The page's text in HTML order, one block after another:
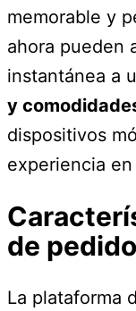
memorable y
ahora pueden
instantánea a
y
dispositivos
experiencia
de
La plataforma